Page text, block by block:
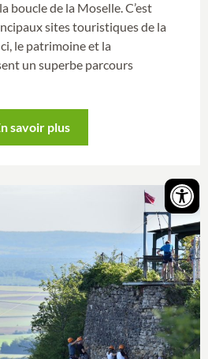
boucle de la Moselle. C’est
sites touristiques de la
le patrimoine et la
un superbe parcours
savoir plus